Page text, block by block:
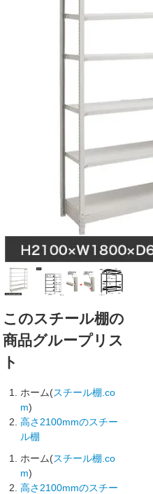
このスチール棚の
商品グループリス
ト
ホーム(スチール棚.co
m)
高さ2100mmのスチー
ル棚
ホーム(スチール棚.co
m)
高さ2100mmのスチー